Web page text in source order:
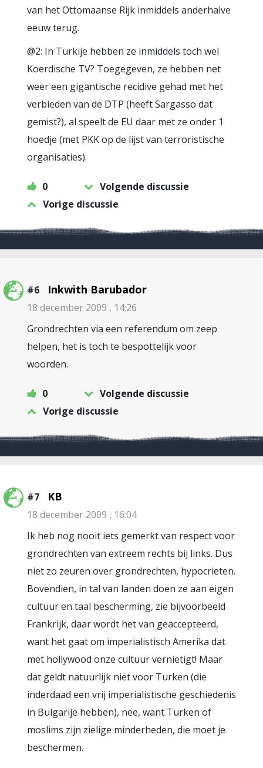
van het Ottomaanse Rijk inmiddels anderhalve
eeuw terug.
@2: In Turkije hebben ze inmiddels toch wel
Koerdische TV? Toegegeven, ze hebben net
weer een gigantische recidive gehad met het
verbieden van de DTP (heeft Sargasso dat
gemist?), al speelt de EU daar met ze onder 1
hoedje (met PKK op de lijst van terroristische
organisaties).
0
Volgende discussie
Vorige discussie
#6 Inkwith Barubador
18 december 2009 , 14:26
Grondrechten via een referendum om zeep
helpen, het is toch te bespottelijk voor
woorden.
0
Volgende discussie
Vorige discussie
#7 KB
18 december 2009 , 16:04
Ik heb nog nooit iets gemerkt van respect voor
grondrechten van extreem rechts bij links. Dus
niet zo zeuren over grondrechten, hypocrieten.
Bovendien, in tal van landen doen ze aan eigen
cultuur en taal bescherming, zie bijvoorbeeld
Frankrijk, daar wordt het van geaccepteerd,
want het gaat om imperialistisch Amerika dat
met hollywood onze cultuur vernietigt! Maar
dat geldt natuurlijk niet voor Turken (die
inderdaad een vrij imperialistische geschiedenis
in Bulgarije hebben), nee, want Turken of
moslims zijn zielige minderheden, die moet je
beschermen.